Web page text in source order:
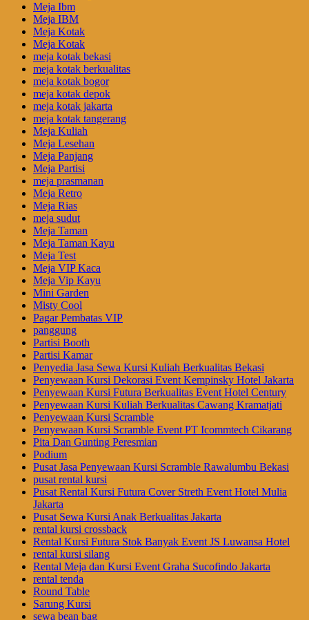
Meja Ibm
Meja IBM
Meja Kotak
Meja Kotak
meja kotak bekasi
meja kotak berkualitas
meja kotak bogor
meja kotak depok
meja kotak jakarta
meja kotak tangerang
Meja Kuliah
Meja Lesehan
Meja Panjang
Meja Partisi
meja prasmanan
Meja Retro
Meja Rias
meja sudut
Meja Taman
Meja Taman Kayu
Meja Test
Meja VIP Kaca
Meja Vip Kayu
Mini Garden
Misty Cool
Pagar Pembatas VIP
panggung
Partisi Booth
Partisi Kamar
Penyedia Jasa Sewa Kursi Kuliah Berkualitas Bekasi
Penyewaan Kursi Dekorasi Event Kempinsky Hotel Jakarta
Penyewaan Kursi Futura Berkualitas Event Hotel Century
Penyewaan Kursi Kuliah Berkualitas Cawang Kramatjati
Penyewaan Kursi Scramble
Penyewaan Kursi Scramble Event PT Icommtech Cikarang
Pita Dan Gunting Peresmian
Podium
Pusat Jasa Penyewaan Kursi Scramble Rawalumbu Bekasi
pusat rental kursi
Pusat Rental Kursi Futura Cover Streth Event Hotel Mulia
Jakarta
Pusat Sewa Kursi Anak Berkualitas Jakarta
rental kursi crossback
Rental Kursi Futura Stok Banyak Event JS Luwansa Hotel
rental kursi silang
Rental Meja dan Kursi Event Graha Sucofindo Jakarta
rental tenda
Round Table
Sarung Kursi
sewa bean bag